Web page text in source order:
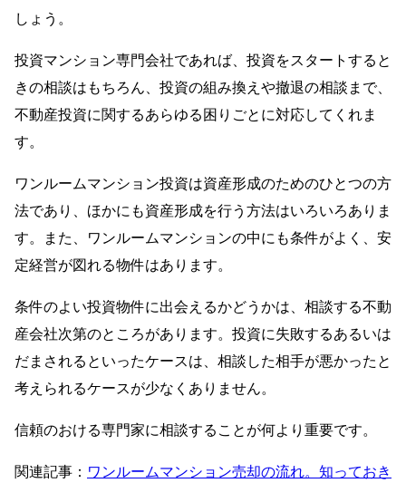
しょう。
投資マンション専門会社であれば、投資をスタートすると
きの相談はもちろん、投資の組み換えや撤退の相談まで、
不動産投資に関するあらゆる困りごとに対応してくれま
す。
ワンルームマンション投資は資産形成のためのひとつの方
法であり、ほかにも資産形成を行う方法はいろいろありま
す。また、ワンルームマンションの中にも条件がよく、安
定経営が図れる物件はあります。
条件のよい投資物件に出会えるかどうかは、相談する不動
産会社次第のところがあります。投資に失敗するあるいは
だまされるといったケースは、相談した相手が悪かったと
考えられるケースが少なくありません。
信頼のおける専門家に相談することが何より重要です。
関連記事： ワンルームマンション売却の流れ。知っておき